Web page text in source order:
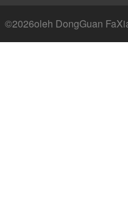
©2026oleh DongGuan